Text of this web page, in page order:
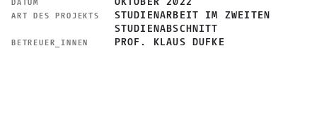
ART DES PROJEKTS
STUDIENARBEIT IM ZWEITEN
STUDIENABSCHNITT
BETREUER_INNEN PROF. KLAUS DUFKE